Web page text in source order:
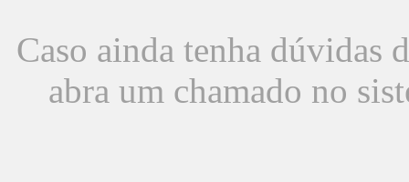
Caso ainda tenha dúvidas
abra um chamado no